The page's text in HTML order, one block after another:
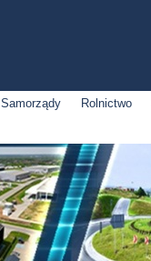
Samorządy Rolnictwo